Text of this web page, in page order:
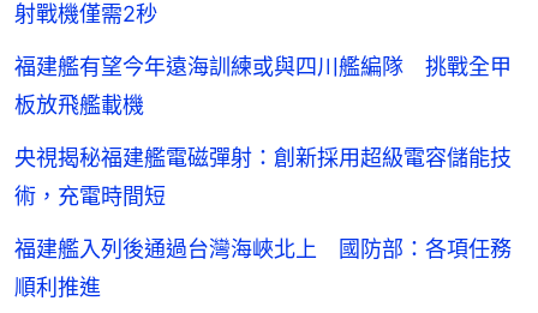
射戰機僅需2秒
福建艦有望今年遠海訓練或與四川艦編隊 挑戰全甲
板放飛艦載機
央視揭秘福建艦電磁彈射：創新採用超級電容儲能技
術，充電時間短
福建艦入列後通過台灣海峽北上 國防部：各項任務
順利推進